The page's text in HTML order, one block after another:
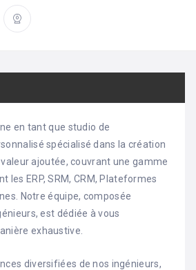
en tant que studio de
spécialisé dans la création
ajoutée, couvrant une gamme
les ERP, SRM, CRM, Plateformes
Notre équipe, composée
est dédiée à vous
exhaustive.
diversifiées de nos ingénieurs,